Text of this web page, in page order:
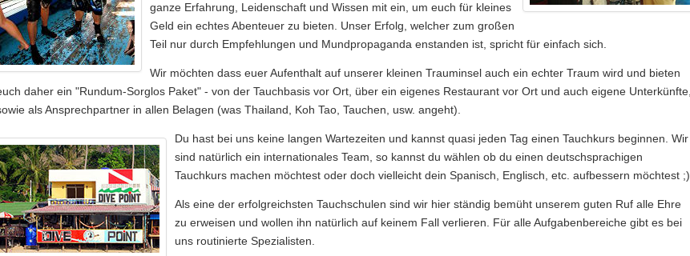
ganze Erfahrung, Leidenschaft und Wissen mit ein, um euch für kleines
Geld ein echtes Abenteuer zu bieten. Unser Erfolg, welcher zum großen
Teil nur durch Empfehlungen und Mundpropaganda enstanden ist, spricht für einfach sich.
Wir möchten dass euer Aufenthalt auf unserer kleinen Trauminsel auch ein echter Traum wird und bieten
daher ein "Rundum-Sorglos Paket" - von der Tauchbasis vor Ort, über ein eigenes Restaurant vor Ort und auch eigene Unterkünfte,
als Ansprechpartner in allen Belagen (was Thailand, Koh Tao, Tauchen, usw. angeht).
Du hast bei uns keine langen Wartezeiten und kannst quasi jeden Tag einen Tauchkurs beginnen. Wir
sind natürlich ein internationales Team, so kannst du wählen ob du einen deutschsprachigen
Tauchkurs machen möchtest oder doch vielleicht dein Spanisch, Englisch, etc. aufbessern möchtest ;)
Als eine der erfolgreichsten Tauchschulen sind wir hier ständig bemüht unserem guten Ruf alle Ehre
zu erweisen und wollen ihn natürlich auf keinem Fall verlieren. Für alle Aufgabenbereiche gibt es bei
uns routinierte Spezialisten.